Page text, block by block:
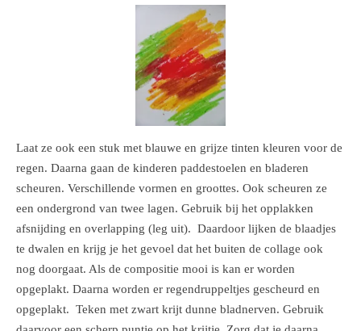
Laat ze ook een stuk met blauwe en grijze tinten kleuren voor de
regen. Daarna gaan de kinderen paddestoelen en bladeren
scheuren. Verschillende vormen en groottes. Ook scheuren ze
een ondergrond van twee lagen. Gebruik bij het opplakken
afsnijding en overlapping (leg uit). Daardoor lijken de blaadjes
te dwalen en krijg je het gevoel dat het buiten de collage ook
nog doorgaat. Als de compositie mooi is kan er worden
opgeplakt. Daarna worden er regendruppeltjes gescheurd en
opgeplakt. Teken met zwart krijt dunne bladnerven. Gebruik